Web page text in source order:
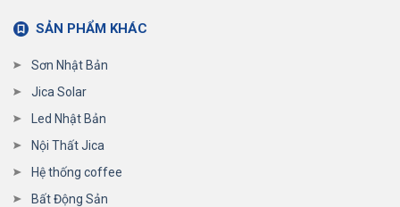
SẢN PHẨM KHÁC
Sơn Nhật Bản
Jica Solar
Led Nhật Bản
Nội Thất Jica
Hệ thống coffee
Bất Động Sản